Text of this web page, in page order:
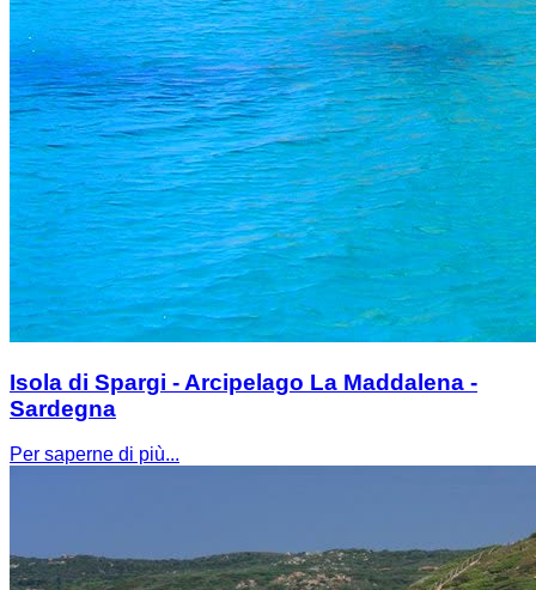
Isola di Spargi - Arcipelago La Maddalena -
Sardegna
Per saperne di più...